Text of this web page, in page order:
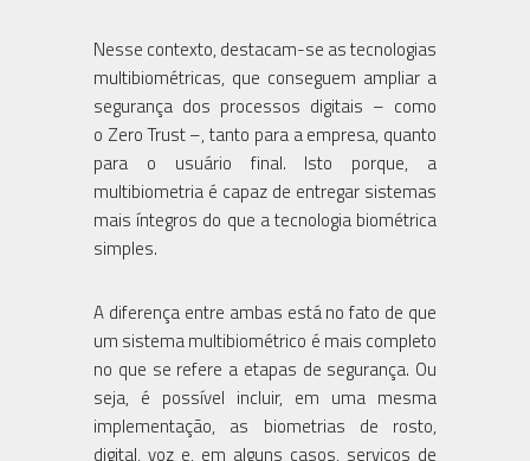
Nesse contexto, destacam-se as tecnologias
multibiométricas, que conseguem ampliar a
segurança dos processos digitais – como
o Zero Trust –, tanto para a empresa, quanto
para o usuário final. Isto porque, a
multibiometria é capaz de entregar sistemas
mais íntegros do que a tecnologia biométrica
simples.
A diferença entre ambas está no fato de que
um sistema multibiométrico é mais completo
no que se refere a etapas de segurança. Ou
seja, é possível incluir, em uma mesma
implementação, as biometrias de rosto,
digital, voz e, em alguns casos, serviços de